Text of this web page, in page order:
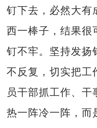
钉下去，必然大有
西一棒子，结果很
钉不牢。坚持发扬
不反复，切实把工
员干部抓工作、干
热一阵冷一阵，而